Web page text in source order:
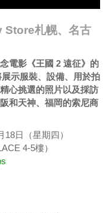
Store札幌、名古
電影《王國 2 遠征》的
示服裝、設備、用於拍
心挑選的照片以及採訪
和天神、福岡的索尼商
日（星期四）
4-5樓）